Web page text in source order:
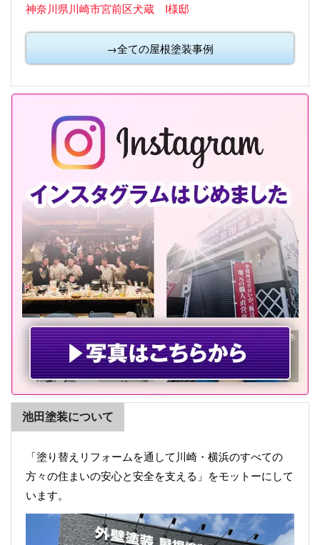
神奈川県川崎市宮前区犬蔵 I様邸
→全ての屋根塗装事例
池田塗装について
「塗り替えリフォームを通して川崎・横浜のすべての
方々の住まいの安心と安全を支える」をモットーにして
います。